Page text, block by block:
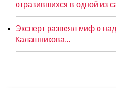
отравившихся в одной из
Эксперт развеял миф о
Калашникова...